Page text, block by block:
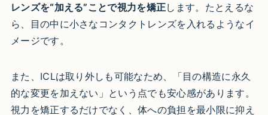
レンズを“加える”ことで視力を矯正します。たとえるな
ら、目の中に小さなコンタクトレンズを入れるようなイ
メージです。
また、ICLは取り外しも可能なため、「目の構造に永久
的な変更を加えない」という点でも安心感があります。
視力を矯正するだけでなく、体への負担を最小限に抑え